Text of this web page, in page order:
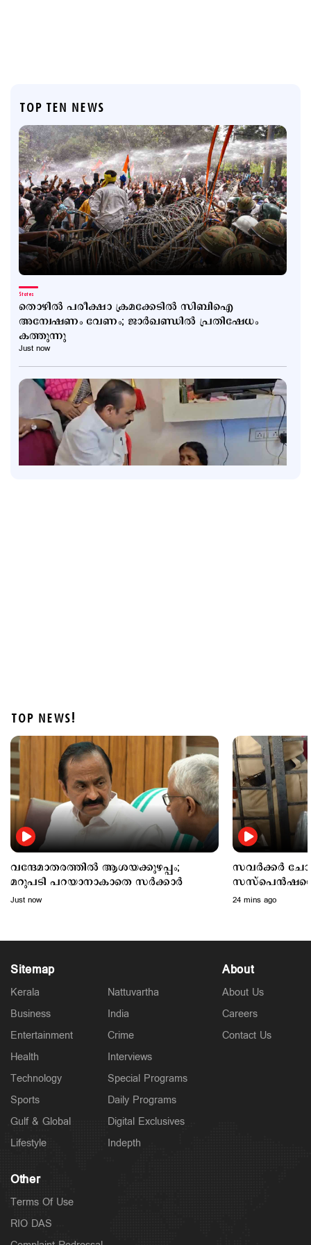
TOP TEN NEWS
States
തൊഴിൽ പരീക്ഷാ ക്രമക്കേടിൽ സിബിഐ
അന്വേഷണം വേണം; ജാർഖണ്ഡിൽ പ്രതിഷേധം
കത്തുന്നു
Just now
വന്ദേമാതരം പൂർണമായി ആലപിക്കണോ? ചീഫ്
സെക്രട്ടറിയുടെ കത്തില്‍ ആശയക്കുഴപ്പം തുടരുന്നു
2 hours ago
അമിത് ഷാ എന്ന് സഭയിലെത്തും? പ്രതിഷേധം
ശക്തമാക്കി പ്രതിപക്ഷം; പാര്‍ലമെന്റിലെ
2 hours ago
TOP NEWS!
വന്ദേമാതരത്തില്‍ ആശയക്കുഴപ്പം;
മറുപടി പറയാനാകാതെ സര്‍ക്കാര്‍
Just now
സവര്‍ക്കര്‍
പ്രതിഷേധം
24 mins ago
Sitemap
Kerala
Business
Entertainment
Health
Technology
Sports
Gulf & Global
Lifestyle
Nattuvartha
India
Crime
Interviews
Special Programs
Daily Programs
Digital Exclusives
Indepth
About
About Us
Careers
Contact Us
Other
Terms Of Use
RIO DAS